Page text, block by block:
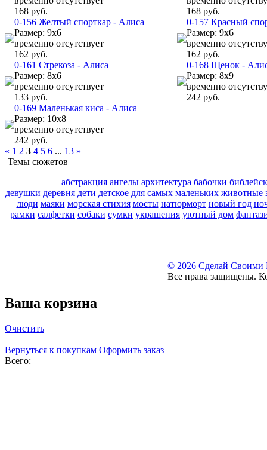
168 руб.
168 руб.
0-156 Желтый спорткар - Алиса
Размер: 9х6
временно отсутствует
162 руб.
0-157 Красный
Размер: 9х6
временно
162 руб.
0-161 Стрекоза - Алиса
Размер: 8х6
временно отсутствует
133 руб.
0-168 Щенок -
Размер: 8х9
временно
242 руб.
0-169 Маленькая киса - Алиса
Размер: 10х8
временно отсутствует
242 руб.
« 1 2 3 4 5 6 ... 13 »
Темы сюжетов
абстракция ангелы архитектура бабочки
девушки деревня дети детское для самых маленьких животные
люди маяки морская стихия мосты натюрморт новый год
рамки салфетки собаки сумки украшения уютный дом
© 2026 Сделай Своими
Все права защищены.
Ваша корзина
Очистить
Вернуться к покупкам Оформить заказ
Всего: